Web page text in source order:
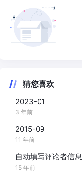
猜您喜欢
2023-01
3 年前
2015-09
11 年前
自动填写评论者信息
15 年前